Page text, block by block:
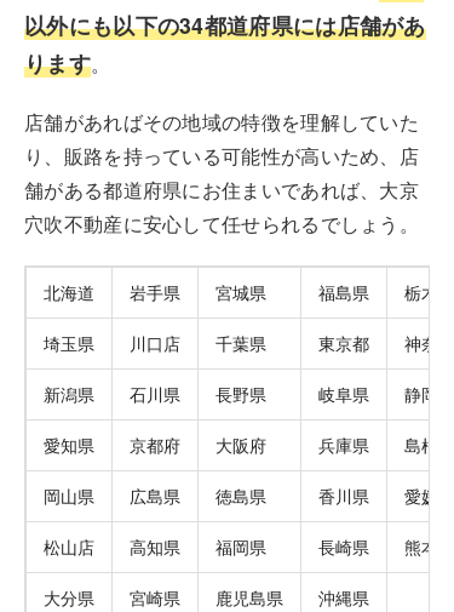
以外にも以下の34都道府県には店舗があ
ります。
店舗があればその地域の特徴を理解していた
り、販路を持っている可能性が高いため、店
舗がある都道府県にお住まいであれば、大京
穴吹不動産に安心して任せられるでしょう。
北海道 岩手県 宮城県 福島県 栃木県
埼玉県 川口店 千葉県 東京都 神奈川
新潟県 石川県 長野県 岐阜県 静岡県
愛知県 京都府 大阪府 兵庫県 島根県
岡山県 広島県 徳島県 香川県 愛媛県
松山店 高知県 福岡県 長崎県 熊本県
大分県 宮崎県 鹿児島県 沖縄県